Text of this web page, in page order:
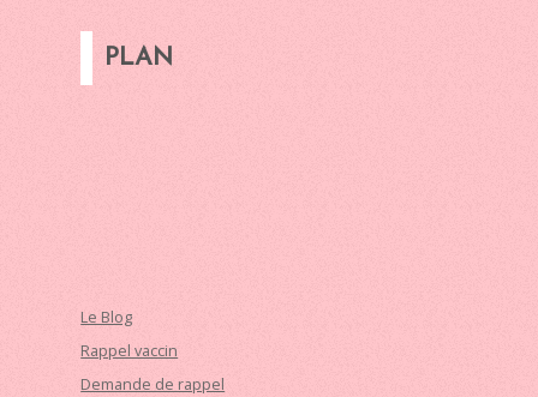
PLAN
Le Blog
Rappel vaccin
Demande de rappel